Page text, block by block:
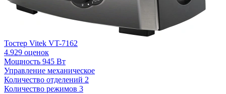
Тостер Vitek VT-7162
4.929 оценок
Мощность 945 Вт
Управление механическое
Количество отделений 2
Количество режимов 3